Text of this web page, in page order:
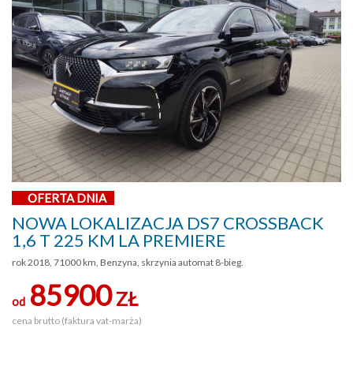
OFERTA DNIA
NOWA LOKALIZACJA DS7 CROSSBACK
1,6 T 225 KM LA PREMIERE
rok 2018, 71000 km, Benzyna, skrzynia automat 8-bieg.
od 85900ZŁ
cena brutto (faktura vat-marża)